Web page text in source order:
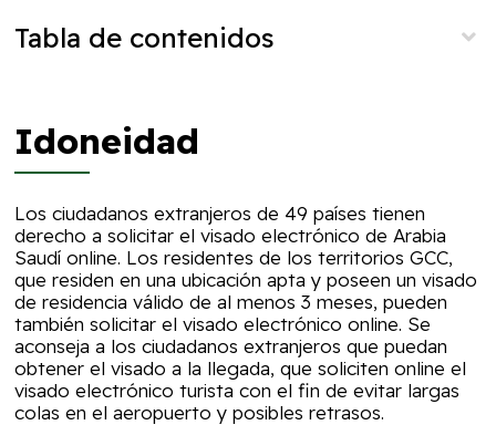
Tabla de contenidos
Idoneidad
Los ciudadanos extranjeros de 49 países tienen
derecho a solicitar el visado electrónico de Arabia
Saudí online. Los residentes de los territorios GCC,
que residen en una ubicación apta y poseen un visado
de residencia válido de al menos 3 meses, pueden
también solicitar el visado electrónico online. Se
aconseja a los ciudadanos extranjeros que puedan
obtener el visado a la llegada, que soliciten online el
visado electrónico turista con el fin de evitar largas
colas en el aeropuerto y posibles retrasos.